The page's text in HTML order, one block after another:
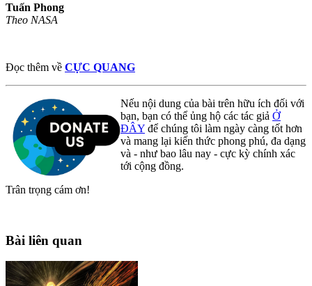
Tuấn Phong
Theo NASA
Đọc thêm về CỰC QUANG
Nếu nội dung của bài trên hữu ích đối với
bạn, bạn có thể ủng hộ các tác giả Ở
ĐÂY để chúng tôi làm ngày càng tốt hơn
và mang lại kiến thức phong phú, đa dạng
và - như bao lâu nay - cực kỳ chính xác
tới cộng đồng.
Trân trọng cám ơn!
Bài liên quan